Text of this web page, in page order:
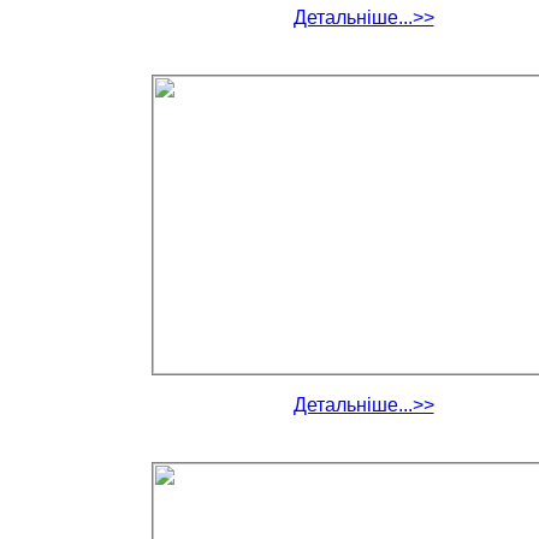
Детальніше...>>
Детальніше...>>